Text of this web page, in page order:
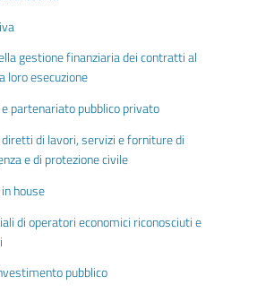
gestione finanziaria dei contratti al
loro esecuzione
partenariato pubblico privato
di lavori, servizi e forniture di
e di protezione civile
house
di operatori economici riconosciuti e
pubblico